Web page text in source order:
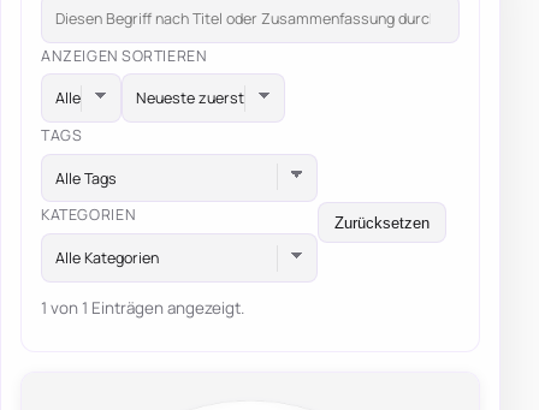
ANZEIGEN SORTIEREN
TAGS
Alle Tags
KATEGORIEN
Alle Kategorien
Zurücksetzen
1 von 1 Einträgen angezeigt.